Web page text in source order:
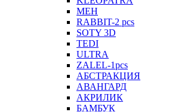
MEH
RABBIT-2 pcs
SOTY 3D
TEDI
ULTRA
ZALEL-1pcs
АБСТРАКЦИЯ
АВАНГАРД
АКРИЛИК
БАМБУК